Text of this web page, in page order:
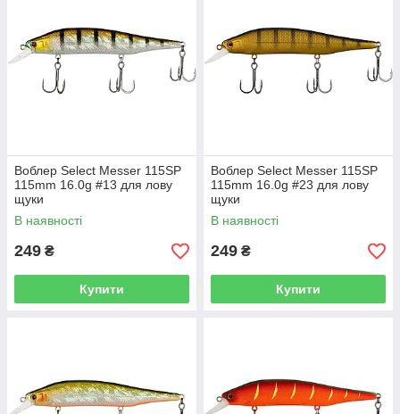
Воблер Select Messer 115SP
115mm 16.0g #13 для лову
щуки
В наявності
249 ₴
Купити
Воблер Select Messer 115SP
115mm 16.0g #23 для лову
щуки
В наявності
249 ₴
Купити